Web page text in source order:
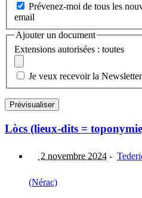
Prévenez-moi de tous les
email
Ajouter un document
Extensions autorisées : toutes
Je veux recevoir la Newsletter
Lòcs (lieux-dits =
2 novembre 2024 -
(Nérac)